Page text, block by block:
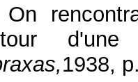
On
1938,